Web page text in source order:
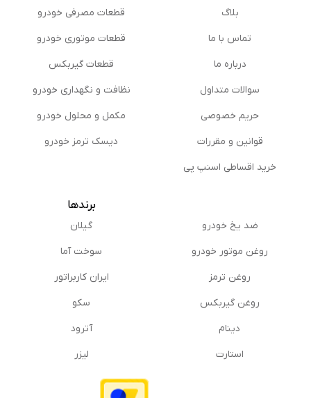
بلاگ
تماس با ما
درباره ما
سوالات متداول
حریم خصوصی
قوانین و مقررات
خرید اقساطی اسنپ پی
قطعات مصرفی خودرو
قطعات موتوری خودرو
قطعات گیربکس
نظافت و نگهداری خودرو
مكمل و محلول خودرو
دیسک ترمز خودرو
ضد یخ خودرو
روغن موتور خودرو
روغن ترمز
روغن گیربكس
دینام
استارت
برندها
گیلان
سوخت آما
ایران کاربراتور
سکو
آترود
لیزر